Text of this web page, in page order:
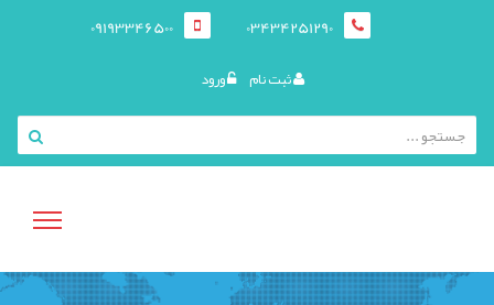
03434251290
09193346500
ثبت نام ورود